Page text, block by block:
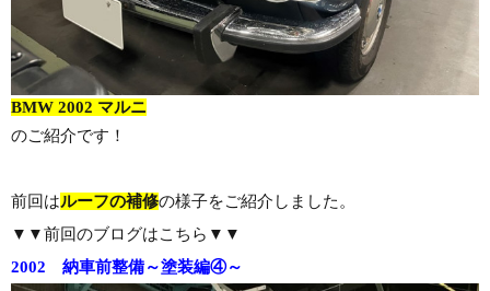
BMW 2002 マルニ
のご紹介です！
前回はルーフの補修の様子をご紹介しました。
▼▼前回のブログはこちら▼▼
2002 納車前整備～塗装編④～